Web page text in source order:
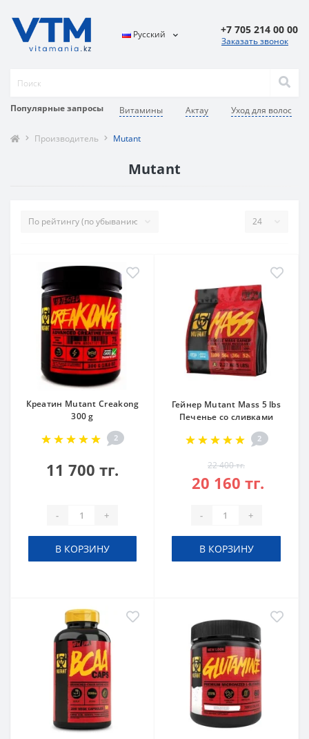
Популярные запросы Витамины Актау Уход для волос
Русский +7 705 214 00 00
Заказать звонок
Производитель Mutant
Mutant
Креатин Mutant Creakong
300 g
2
11 700 тг.
- +
В КОРЗИНУ
Гейнер Mutant Mass 5 lbs
Печенье со сливками
2
22 400 тг.
20 160 тг.
- +
В КОРЗИНУ